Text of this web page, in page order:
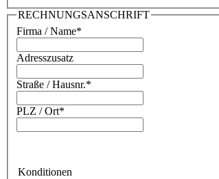
RECHNUNGSANSCHRIFT
Firma / Name*
Adresszusatz
Straße / Hausnr.*
PLZ / Ort*
Konditionen